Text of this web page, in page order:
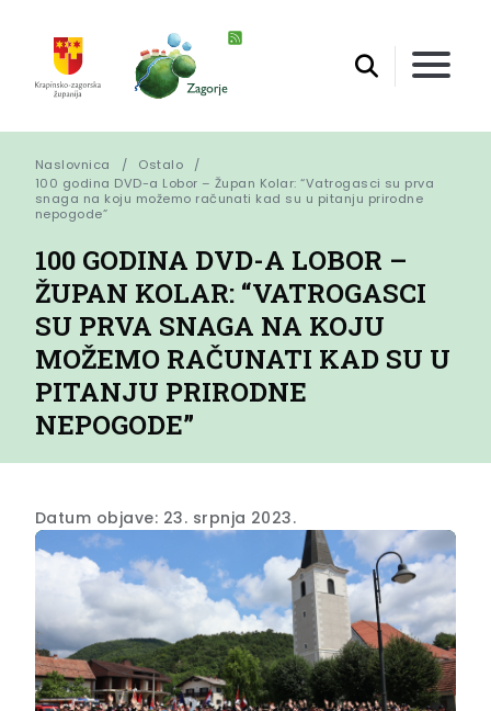
Naslovnica
Ostalo
100 godina DVD-a Lobor – Župan Kolar: “Vatrogasci su prva
snaga na koju možemo računati kad su u pitanju prirodne
nepogode”
100 GODINA DVD-A LOBOR –
ŽUPAN KOLAR: “VATROGASCI
SU PRVA SNAGA NA KOJU
MOŽEMO RAČUNATI KAD SU U
PITANJU PRIRODNE
NEPOGODE”
Datum objave: 23. srpnja 2023.